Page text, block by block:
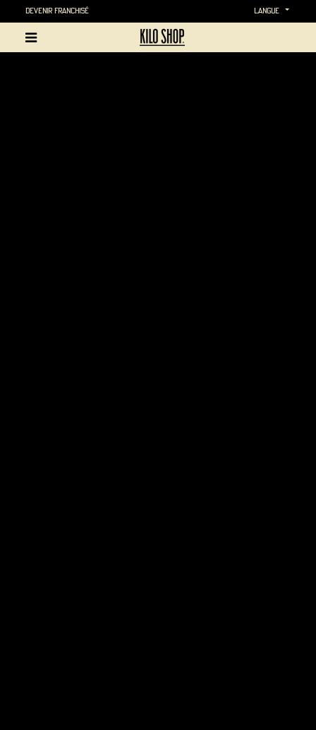
Devenir Franchisé langue